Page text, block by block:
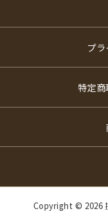
プ
特定
Copyright © 2026